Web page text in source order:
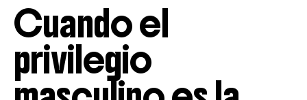
Cuando el
privilegio